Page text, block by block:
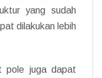
yang sudah
dilakukan lebih
pole juga dapat